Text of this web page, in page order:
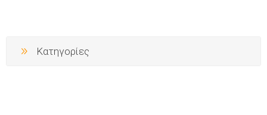
Κατηγορίες